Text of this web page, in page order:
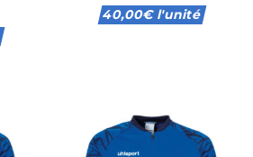
40,00€l'unité